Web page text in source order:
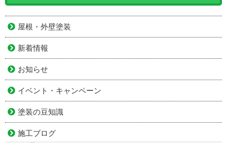
屋根・外壁塗装
新着情報
お知らせ
イベント・キャンペーン
塗装の豆知識
施工ブログ